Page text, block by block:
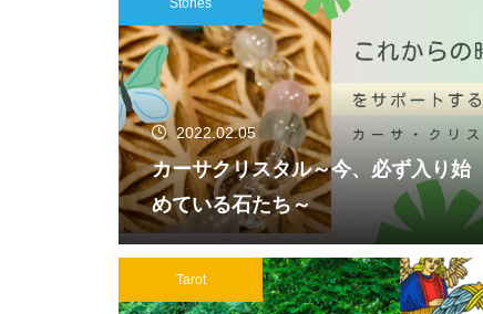
Stones
2022.02.05
カーサクリスタル～今、必ず入り始
めている石たち～
Tarot